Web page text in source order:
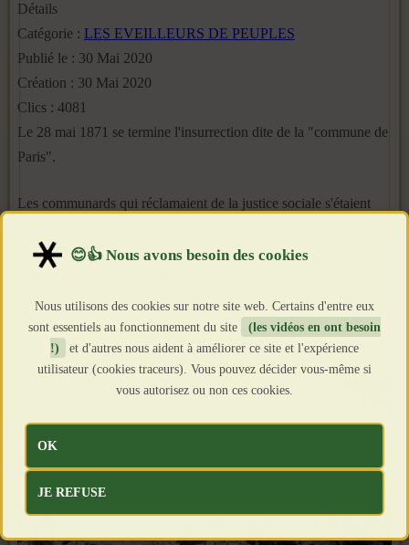
Détails
Catégorie : LES EVEILLEURS DE PEUPLES
Publié le : 30 Mai 2020
Création : 30 Mai 2020
Clics : 4081
Le 28 mai 1871 se termine l'insurrection dite de la "commune de
Paris".
Les communards qui réclamaient de la justice sociale s'étaient
quelque chose à perdre vont se défendre...
Nous utilisons des cookies sur notre site web. Certains d'entre eux
sont essentiels au fonctionnement du site
(les vidéos en ont besoin
!)
et d'autres nous aident à améliorer ce site et l'expérience
utilisateur (cookies traceurs). Vous pouvez décider vous-même si
vous autorisez ou non ces cookies.
OK
JE REFUSE